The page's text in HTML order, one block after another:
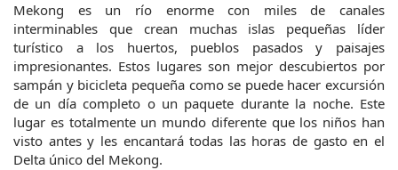
Mekong es un río enorme con miles de canales
interminables que crean muchas islas pequeñas líder
turístico a los huertos, pueblos pasados y paisajes
impresionantes. Estos lugares son mejor descubiertos por
sampán y bicicleta pequeña como se puede hacer excursión
de un día completo o un paquete durante la noche. Este
lugar es totalmente un mundo diferente que los niños han
visto antes y les encantará todas las horas de gasto en el
Delta único del Mekong.